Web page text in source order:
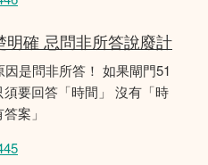
明確 忌問非所答說廢計
是問非所答！ 如果閘門51
要回答「時間」 沒有「時
案」